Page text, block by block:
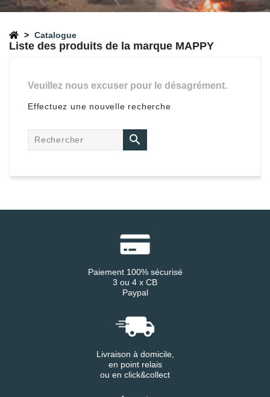
Catalogue
Liste des produits de la marque MAPPY
Veuillez nous excuser pour le désagrément.
Effectuez une nouvelle recherche

Paiement 100% sécurisé
3 ou 4 x CB
Paypal
Livraison à domicile,
en point relais
ou en click&collect